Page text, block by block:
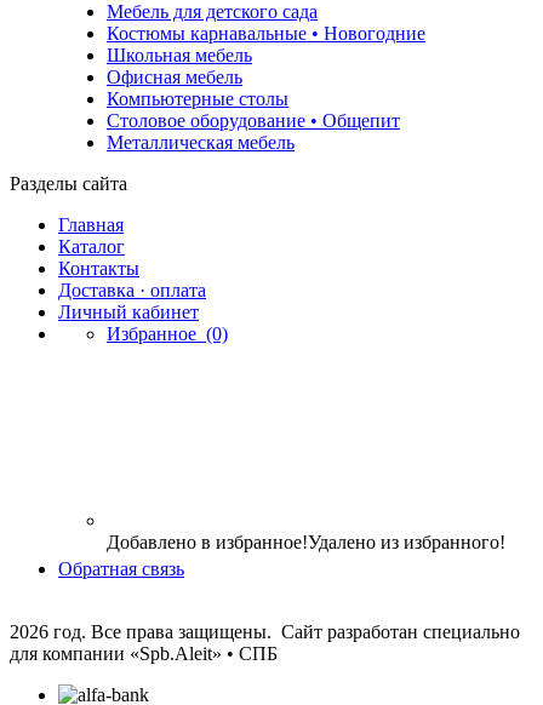
Мебель для детского сада
Костюмы карнавальные • Новогодние
Школьная мебель
Офисная мебель
Компьютерные столы
Столовое оборудование • Общепит
Металлическая мебель
Разделы сайта
Главная
Каталог
Контакты
Доставка · оплата
Личный кабинет
Избранное (0)
Добавлено в избранное!Удалено из избранного!
Обратная связь
2026 год. Все права защищены. Сайт разработан специально
для компании «Spb.Aleit» • СПБ